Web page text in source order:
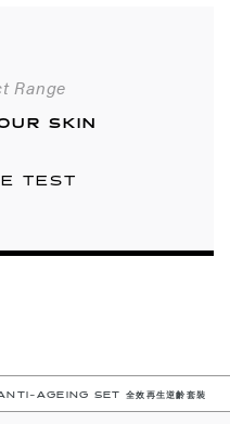
Range
SKIN
TEST
AGEING SET 全效再生逆齡套裝